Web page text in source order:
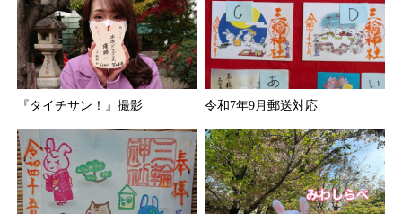
『タイチサン！』撮影 令和7年9月郵送対応